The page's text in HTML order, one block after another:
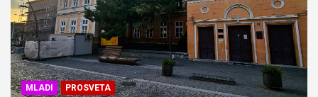
MLADI PROSVETA